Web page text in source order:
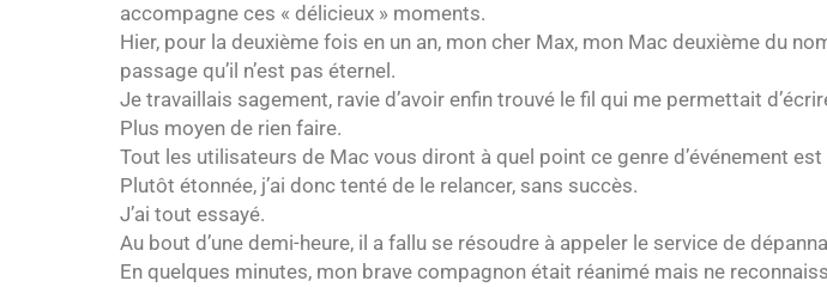
accompagne ces « délicieux » moments.
Hier, pour la deuxième fois en un an, mon cher Max, mon Mac deuxième du
passage qu’il n’est pas éternel.
Je travaillais sagement, ravie d’avoir enfin trouvé le fil qui me permettait
Plus moyen de rien faire.
Tout les utilisateurs de Mac vous diront à quel point ce genre d’événement
Plutôt étonnée, j’ai donc tenté de le relancer, sans succès.
J’ai tout essayé.
Au bout d’une demi-heure, il a fallu se résoudre à appeler le service de
En quelques minutes, mon brave compagnon était réanimé mais ne